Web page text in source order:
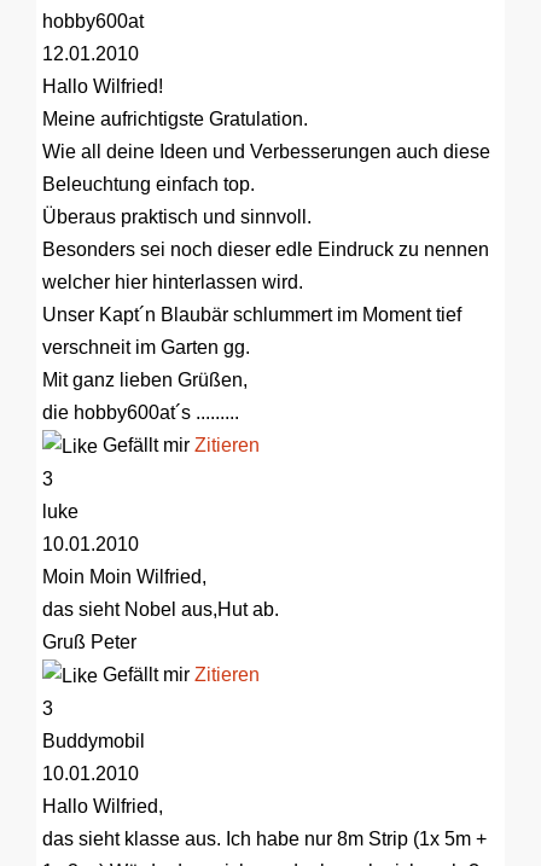
hobby600at
12.01.2010
Hallo Wilfried!
Meine aufrichtigste Gratulation.
Wie all deine Ideen und Verbesserungen auch diese
Beleuchtung einfach top.
Überaus praktisch und sinnvoll.
Besonders sei noch dieser edle Eindruck zu nennen
welcher hier hinterlassen wird.
Unser Kapt´n Blaubär schlummert im Moment tief
verschneit im Garten gg.
Mit ganz lieben Grüßen,
die hobby600at´s .........
Gefällt mir Zitieren
3
luke
10.01.2010
Moin Moin Wilfried,
das sieht Nobel aus,Hut ab.
Gruß Peter
Gefällt mir Zitieren
3
Buddymobil
10.01.2010
Hallo Wilfried,
das sieht klasse aus. Ich habe nur 8m Strip (1x 5m +